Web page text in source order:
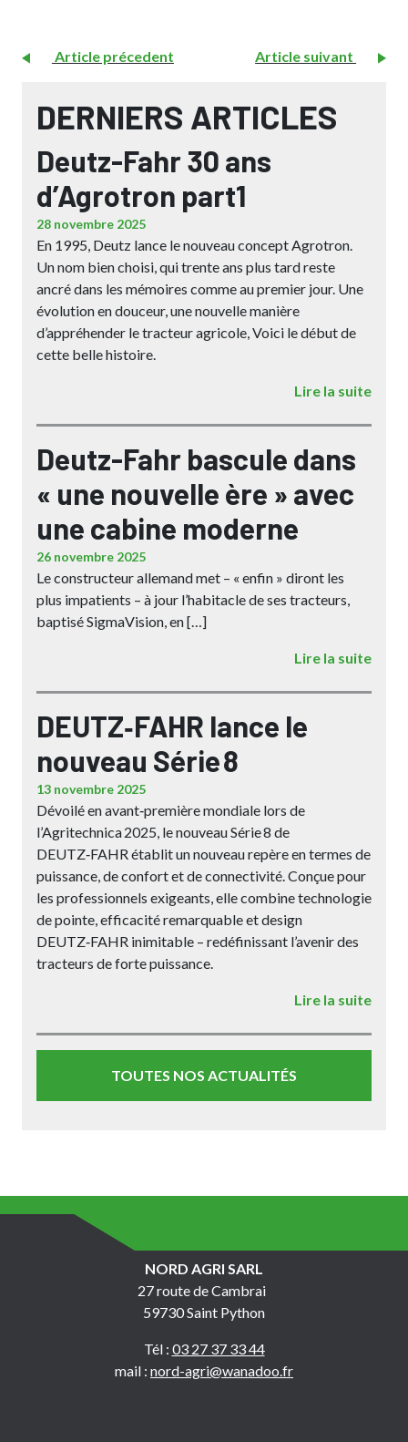
Article précedent Article suivant
DERNIERS ARTICLES
Deutz-Fahr 30 ans
d’Agrotron part1
28 novembre 2025
En 1995, Deutz lance le nouveau concept Agrotron.
Un nom bien choisi, qui trente ans plus tard reste
ancré dans les mémoires comme au premier jour. Une
évolution en douceur, une nouvelle manière
d’appréhender le tracteur agricole, Voici le début de
cette belle histoire.
Lire la suite
Deutz-Fahr bascule dans
« une nouvelle ère » avec
une cabine moderne
26 novembre 2025
Le constructeur allemand met – « enfin » diront les
plus impatients – à jour l’habitacle de ses tracteurs,
baptisé SigmaVision, en […]
Lire la suite
DEUTZ‑FAHR lance le
nouveau Série 8
13 novembre 2025
Dévoilé en avant‑première mondiale lors de
l’Agritechnica 2025, le nouveau Série 8 de
DEUTZ‑FAHR établit un nouveau repère en termes de
puissance, de confort et de connectivité. Conçue pour
les professionnels exigeants, elle combine technologie
de pointe, efficacité remarquable et design
DEUTZ‑FAHR inimitable – redéfinissant l’avenir des
tracteurs de forte puissance.
Lire la suite
TOUTES NOS ACTUALITÉS
NORD AGRI SARL
27 route de Cambrai
59730 Saint Python
Tél : 03 27 37 33 44
mail : nord-agri@wanadoo.fr